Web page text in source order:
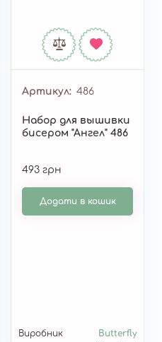
Артикул 486
Набор для вышивки
бисером "Ангел" 486
493 грн
Додати в кошик
Виробник
Butterfly